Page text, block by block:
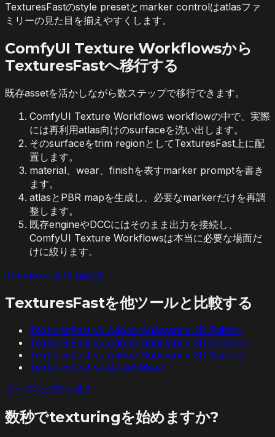
TexturesFastのstyle presetとmarker controlはatlasファ
ミリーの見た目を揃えやすくします。
ComfyUI Texture Workflowsから
TexturesFastへ移行する
既存assetを活かしながら数ステップで移行できます。
ComfyUI Texture Workflows workflowの中で、実際
には再利用atlas向けのsurfaceを洗い出します。
そのsurfaceをtrim regionとしてTexturesFast上に配
置します。
material、wear、finishを表すmarker promptを書き
ます。
atlasとPBR mapを生成し、必要なmarkerだけを再調
整します。
既存engineやDCCにはそのまま出力を接続し、
ComfyUI Texture Workflowsは本当に必要な場面だ
けに絞ります。
TexturesFastを始める
TexturesFastを他ツールと比較する
TexturesFast vs Adobe Substance 3D Painter
TexturesFast vs Adobe Substance 3D Designer
TexturesFast vs Adobe Substance 3D Sampler
TexturesFast vs Quixel Mixer
すべての比較を見る
数秒でtexturingを始めますか?